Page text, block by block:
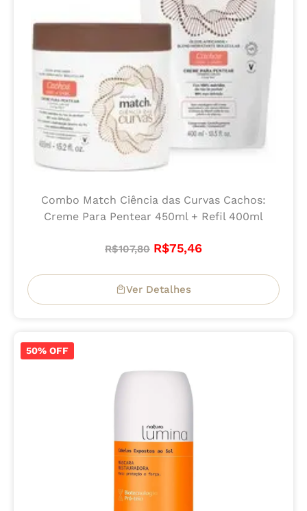
Combo Match Ciência das Curvas Cachos:
Creme Para Pentear 450ml + Refil 400ml
R$107,80 R$75,46
Ver Detalhes
50% OFF